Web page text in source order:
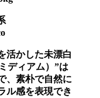
活かした未漂白
ディアム）”は
、素朴で自然に
ル感を表現でき